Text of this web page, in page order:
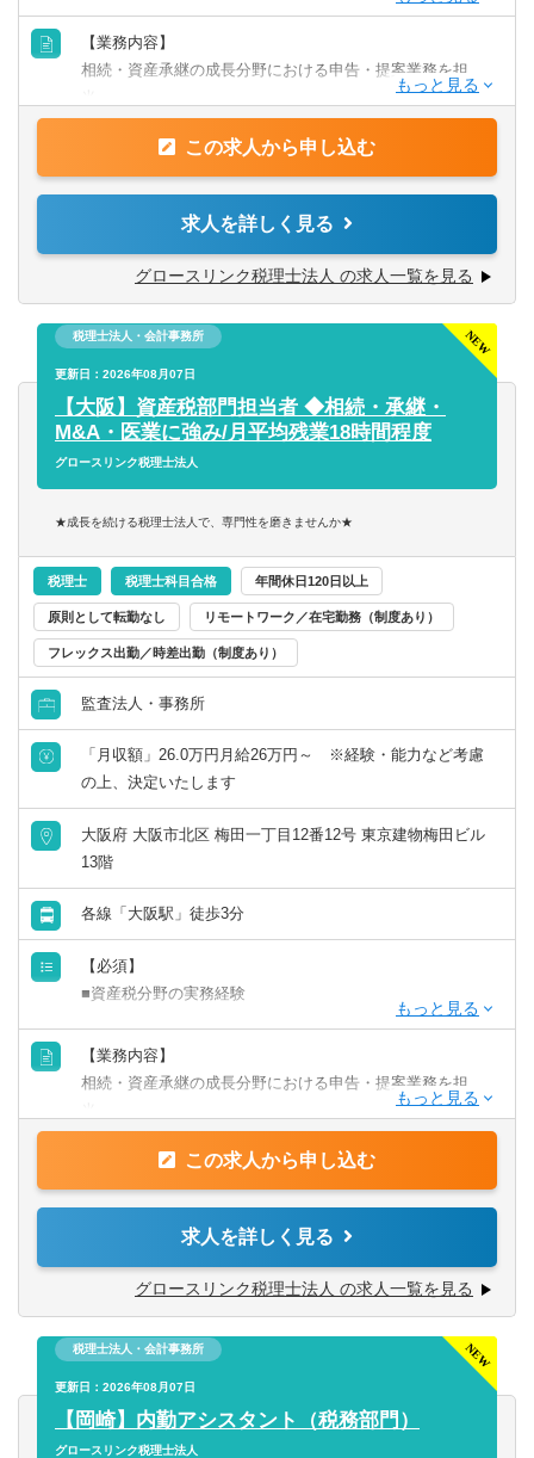
【歓迎】
■ウェルスマネジメント部門での実務経験
■ファイナンシャルプランナーまたはプライベートバンカー
資格
学歴・資格不問。商業高校卒・専門卒・大卒・院卒など歓
迎
【こんな方におすすめ】
成長市場の資産税分野で、単なる申告業務にとどまらず、
提案型の実務に挑戦したい方に最適な環境です。
AIやパートとの分業体制を構築し、専門性の高い業務に集
中可能。
組織拡大期の今だからこそ、仕組みづくりや育成にも携わ
れます。
スピード感のある環境でキャリアアップしたい方、ぜひご
応募ください！
【業務内容】
相続・資産承継の成長分野における申告・提案業務を担
相続申告から資産承継・運用・法人投資からパート育成ま
で幅広いキャリアを描けます。
【具体的には】
■相続税申告の顧客対応~申告業務
■資産運用、事業承継、不動産、保険などのクロスセル対応
⇒まずは1期生の育成を兼務し、約3か月後にはパートスタ
ッフや社内間のリモートワーク体制を確立。
その後2期生の育成・・・のようにサイクルを回し、組織の
拡張を支えていただきたいです。
この求人から申し込む
求人を詳しく見る
グロースリンク税理士法人 の求人一覧を見る
税理士法人・会計事務所
更新日：2026年08月07日
【大阪】資産税部門担当者 ◆相続・承継・
M&A・医業に強み/月平均残業18時間程度
グロースリンク税理士法人
★成長を続ける税理士法人で、専門性を磨きませんか★
税理士 税理士科目合格 年間休日120日以上
原則として転勤なし リモートワーク／在宅勤務（制度あり）
フレックス出勤／時差出勤（制度あり）
監査法人・事務所
「月収額」26.0万円月給26万円～ ※経験・能力など考慮
の上、決定いたします
大阪府 大阪市北区 梅田一丁目12番12号 東京建物梅田ビル
13階
各線「大阪駅」徒歩3分
【必須】
■資産税分野の実務経験
【歓迎】
■ウェルスマネジメント部門での実務経験
■ファイナンシャルプランナーまたはプライベートバンカー
資格
迎
【こんな方におすすめ】
成長市場の資産税分野で、単なる申告業務にとどまらず、
提案型の実務に挑戦したい方に最適な環境です。
AIやパートとの分業体制を構築し、専門性の高い業務に集
中可能。
れます。
【業務内容】
相続・資産承継の成長分野における申告・提案業務を担
相続申告から資産承継・運用・法人投資からパート育成ま
で幅広いキャリアを描けます。
【具体的には】
■相続税申告の顧客対応~申告業務
■資産運用、事業承継、不動産、保険などのクロスセル対応
⇒まずは1期生の育成を兼務し、約3か月後にはパートスタ
ッフや社内間のリモートワーク体制を確立。
その後2期生の育成・・・のようにサイクルを回し、組織の
この求人から申し込む
求人を詳しく見る
グロースリンク税理士法人 の求人一覧を見る
税理士法人・会計事務所
更新日：2026年08月07日
【岡崎】内勤アシスタント（税務部門）
グロースリンク税理士法人